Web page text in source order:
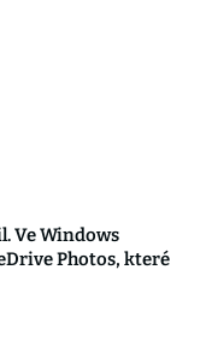
Ve Windows
Photos, které